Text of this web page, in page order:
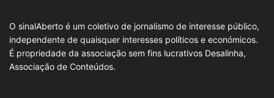
O sinalAberto é um coletivo de jornalismo de interesse público,
independente de quaisquer interesses políticos e económicos.
É propriedade da associação sem fins lucrativos Desalinha,
Associação de Conteúdos.